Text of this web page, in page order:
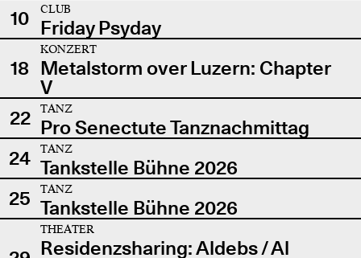
10
CLUB
Friday Psyday
18
KONZERT
Metalstorm over Luzern: Chapter
V
22
TANZ
Pro Senectute Tanznachmittag
24
TANZ
Tankstelle Bühne 2026
25
TANZ
Tankstelle Bühne 2026
THEATER
Residenzsharing: Aldebs / Al